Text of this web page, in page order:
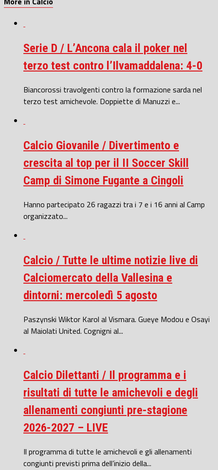
Serie D / L’Ancona cala il poker nel
terzo test contro l’Ilvamaddalena: 4-0
Biancorossi travolgenti contro la formazione sarda nel
terzo test amichevole. Doppiette di Manuzzi e...
Calcio Giovanile / Divertimento e
crescita al top per il II Soccer Skill
Camp di Simone Fugante a Cingoli
Hanno partecipato 26 ragazzi tra i 7 e i 16 anni al Camp
organizzato...
Calcio / Tutte le ultime notizie live di
Calciomercato della Vallesina e
dintorni: mercoledì 5 agosto
Paszynski Wiktor Karol al Vismara. Gueye Modou e Osayi
al Maiolati United. Cognigni al...
Calcio Dilettanti / Il programma e i
risultati di tutte le amichevoli e degli
allenamenti congiunti pre-stagione
2026-2027 – LIVE
Il programma di tutte le amichevoli e gli allenamenti
congiunti previsti prima dell’inizio della...